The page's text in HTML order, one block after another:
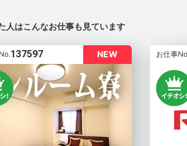
人はこんなお仕事も見ています
NEW
137597 お仕事